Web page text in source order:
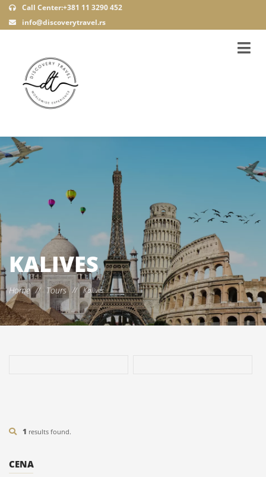
Call Center:+381 11 3290 452
info@discoverytravel.rs
KALIVES
Home // Tours // Kalives
1 results found.
CENA